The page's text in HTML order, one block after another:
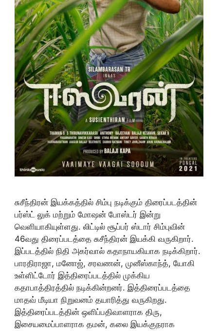
சுசீந்திரன் இயக்கத்தில் சிம்பு நடிக்கும் திரைப்படத்தின்
பர்ஸ்ட் லுக் மற்றும் மோஷன் போஸ்டர் இன்று
வெளியாகியுள்ளது. லிட்டில் சூப்பர் ஸ்டார் சிம்புவின்
46வது திரைப்படத்தை சுசீந்திரன் இயக்கி வருகிறார்.
இப்படத்தில் நிதி அகர்வால் கதாநாயகியாக நடிக்கிறார்.
பாரதிராஜா, மனோஜ், சரவணன், முனீஸ்காந்த், யோகி
உள்ளிட்டோர் இத்திரைப்படத்தில் முக்கிய
கதாபாத்திரத்தில் நடிக்கின்றனர். இத்திரைப்படத்தை
மாதவ் மீடியா நிறுவனம் தயாரித்து வருகிறது.
இத்திரைப்படத்தின் ஒளிப்பதிவாளராக திரு,
இசையமைப்பாளராக தமன், கலை இயக்குநராக